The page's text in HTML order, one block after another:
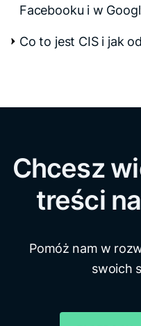
Facebooku i w
Co to jest CIS i jak
Chcesz
treści
Pomóż nam w
swoich